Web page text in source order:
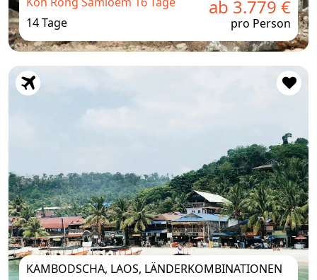
14 Tage
ab 3.779 €
pro Person
KAMBODSCHA, LAOS, LÄNDERKOMBINATIONEN